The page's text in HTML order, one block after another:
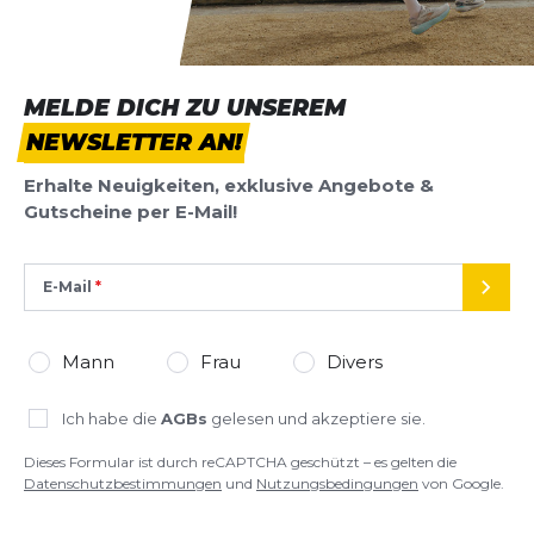
ihn für die Halbmarathon-Distanz gekauft!
Christoph 23.10.25
Bewertung
Sehr schnelle und unkomplizierte Abwicklung und
schnelle Lieferung
Marco
Bester Schuh, den ich je hatte
Der Schuh ist grandios. Ich habe schon etliche der
Felix Büttner 28.09.25
Super schnelle Lieferung. Bester Preis. Der Schuh
Alle Bewertungen anzeigen
Deine Bewertung:
MELDE DICH ZU UNSEREM
NEWSLETTER AN!
Erhalte Neuigkeiten, exklusive Angebote &
Gutscheine per E-Mail!
E-Mail
Mann Frau Divers
Ich habe die AGBs gelesen und akzeptiere sie.
Dieses Formular ist durch reCAPTCHA geschützt – es gelten die
Datenschutzbestimmungen und Nutzungsbedingungen von Google.